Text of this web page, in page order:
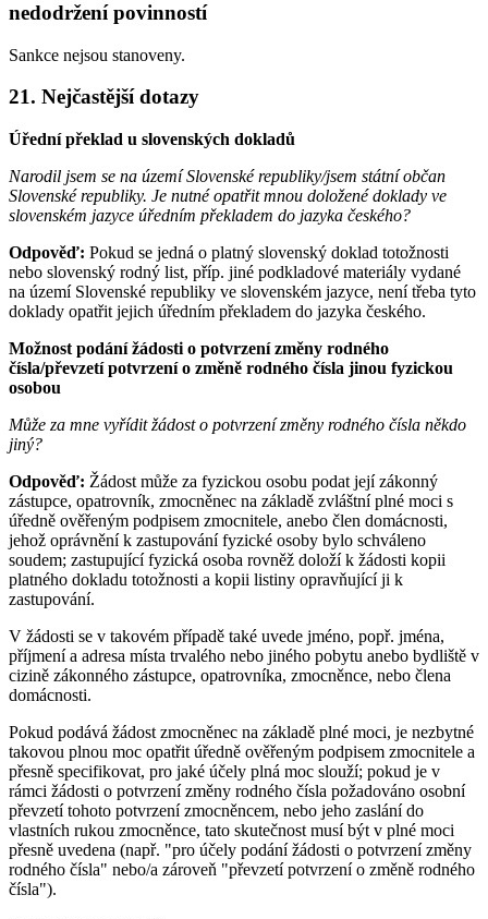
nedodržení povinností
Sankce nejsou stanoveny.
21. Nejčastější dotazy
Úřední překlad u slovenských dokladů
Narodil jsem se na území Slovenské republiky/jsem státní občan
Slovenské republiky. Je nutné opatřit mnou doložené doklady ve
slovenském jazyce úředním překladem do jazyka českého?
Odpověď: Pokud se jedná o platný slovenský doklad totožnosti
nebo slovenský rodný list, příp. jiné podkladové materiály vydané
na území Slovenské republiky ve slovenském jazyce, není třeba tyto
doklady opatřit jejich úředním překladem do jazyka českého.
Možnost podání žádosti o potvrzení změny rodného
čísla/převzetí potvrzení o změně rodného čísla jinou fyzickou
osobou
Může za mne vyřídit žádost o potvrzení změny rodného čísla někdo
jiný?
Odpověď: Žádost může za fyzickou osobu podat její zákonný
zástupce, opatrovník, zmocněnec na základě zvláštní plné moci s
úředně ověřeným podpisem zmocnitele, anebo člen domácnosti,
jehož oprávnění k zastupování fyzické osoby bylo schváleno
soudem; zastupující fyzická osoba rovněž doloží k žádosti kopii
platného dokladu totožnosti a kopii listiny opravňující ji k
zastupování.
V žádosti se v takovém případě také uvede jméno, popř. jména,
příjmení a adresa místa trvalého nebo jiného pobytu anebo bydliště v
cizině zákonného zástupce, opatrovníka, zmocněnce, nebo člena
domácnosti.
Pokud podává žádost zmocněnec na základě plné moci, je nezbytné
takovou plnou moc opatřit úředně ověřeným podpisem zmocnitele a
přesně specifikovat, pro jaké účely plná moc slouží; pokud je v
rámci žádosti o potvrzení změny rodného čísla požadováno osobní
převzetí tohoto potvrzení zmocněncem, nebo jeho zaslání do
vlastních rukou zmocněnce, tato skutečnost musí být v plné moci
přesně uvedena (např. "pro účely podání žádosti o potvrzení změny
rodného čísla" nebo/a zároveň "převzetí potvrzení o změně rodného
čísla").